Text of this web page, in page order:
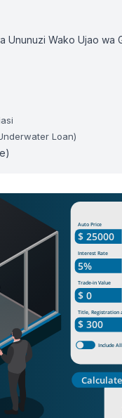
$369.68
$372.46
1
$375.25
$378.07
Ununuzi Wako Ujao wa
Loan)